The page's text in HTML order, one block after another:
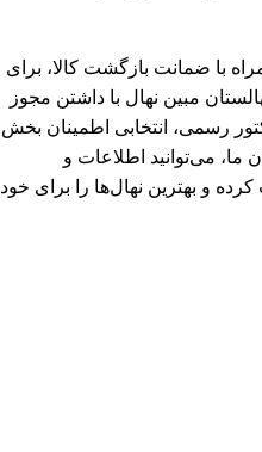
با ضمانت بازگشت کالا، برای
مبین نهال با داشتن مجوز
رسمی، انتخابی اطمینان‌ بخش
می‌توانید اطلاعات و
و بهترین نهال‌ها را برای خود